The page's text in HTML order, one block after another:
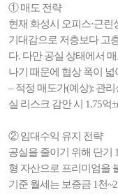
① 매도 전략
현재 화성시 오피스·근
기대감으로 저층보다 고
다. 다만 공실 상태에서
나기 때문에 협상 폭이
– 적정 매도가(예상): 관
실 리스크 감안 시 1.75억
② 임대수익 유지 전략
공실을 줄이기 위해 단기
형 자산으로 프리미엄을
기준 월세는 보증금 1천